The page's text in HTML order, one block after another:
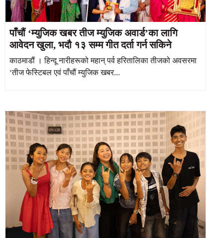
पाँचौं ‘म्युजिक खबर तीज म्युजिक अवार्ड’का लागि
आवेदन खुला, भदौ १३ सम्म गीत दर्ता गर्न सकिने
काठमाडौं । हिन्दू नारीहरूको महान् पर्व हरितालिका तीजको अवसरमा
‘तीज फेस्टिबल एवं पाँचौं म्युजिक खबर...